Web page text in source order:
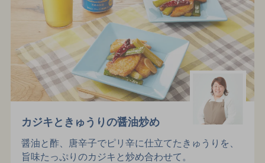
カジキときゅうりの醤油炒め
醤油と酢、唐辛子でピリ辛に仕立てたきゅうりを、
旨味たっぷりのカジキと炒め合わせて。